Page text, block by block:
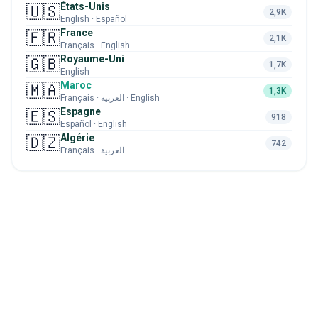
🇺🇸États-Unis
English · Español
2,9K
🇫🇷France
Français · English
2,1K
🇬🇧Royaume-Uni
English
1,7K
🇲🇦Maroc
Français · العربية · English
1,3K
🇪🇸Espagne
Español · English
918
🇩🇿Algérie
Français · العربية
742